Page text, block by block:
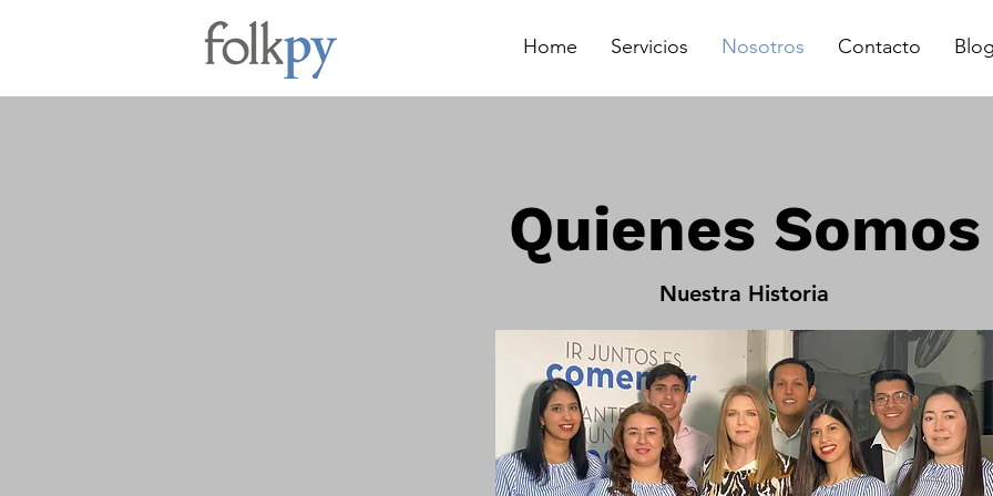
Home Servicios Nosotros Contacto
Quienes Somos
Nuestra Historia